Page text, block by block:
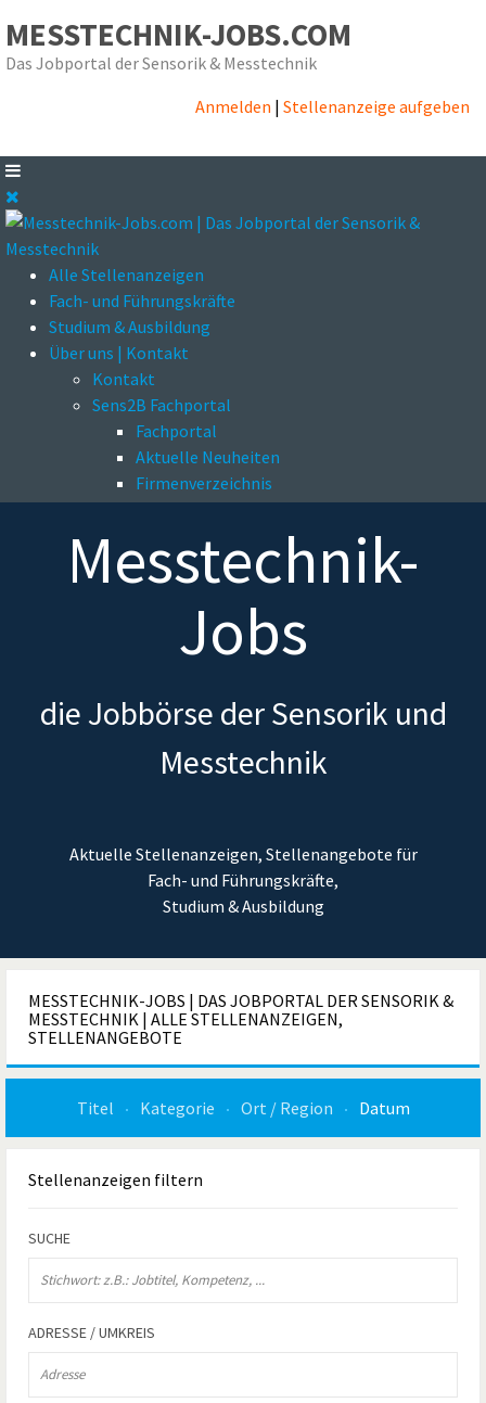
MESSTECHNIK-JOBS.COM
Das Jobportal der Sensorik & Messtechnik
Anmelden | Stellenanzeige aufgeben
Alle Stellenanzeigen
Fach- und Führungskräfte
Studium & Ausbildung
Über uns | Kontakt
Kontakt
Sens2B Fachportal
Fachportal
Aktuelle Neuheiten
Firmenverzeichnis
Messtechnik-
Jobs
die Jobbörse der Sensorik und
Messtechnik
Aktuelle Stellenanzeigen, Stellenangebote für
Fach- und Führungskräfte,
Studium & Ausbildung
MESSTECHNIK-JOBS | DAS JOBPORTAL DER SENSORIK &
MESSTECHNIK | ALLE STELLENANZEIGEN,
STELLENANGEBOTE
Titel Kategorie Ort / Region Datum
Stellenanzeigen filtern
SUCHE
ADRESSE / UMKREIS